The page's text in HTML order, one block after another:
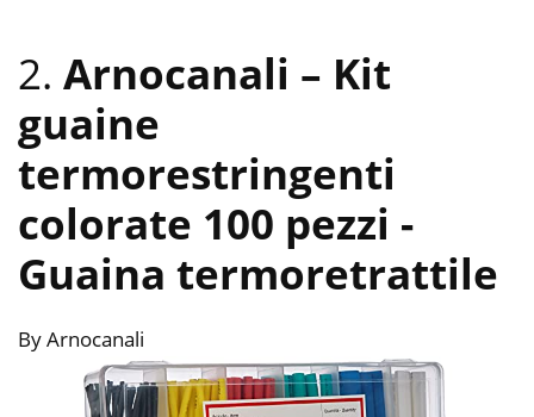
2. Arnocanali – Kit
guaine
termorestringenti
colorate 100 pezzi -
Guaina termoretrattile
By Arnocanali